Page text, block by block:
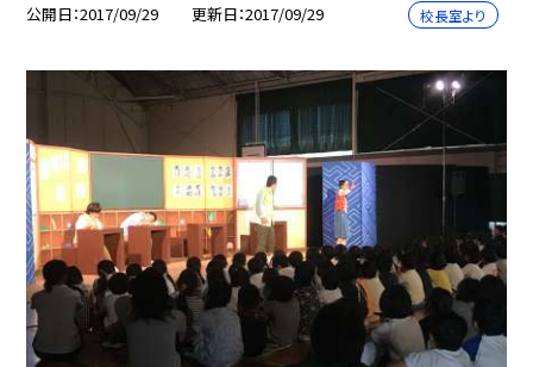
公開日 2017/09/29 更新日 2017/09/29 校長室より